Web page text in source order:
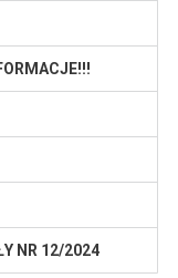
NR 12/2024